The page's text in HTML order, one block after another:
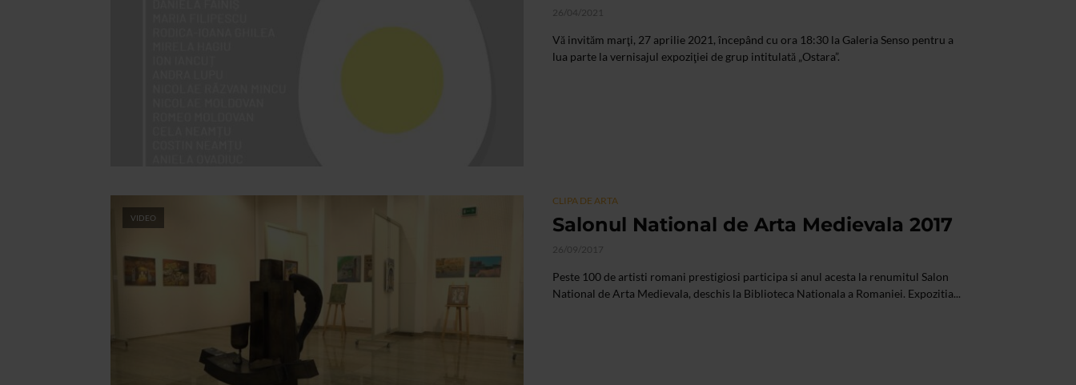
26/04/2021
Vă invităm marţi, 27 aprilie 2021, începând cu ora 18:30 la Galeria Senso pentru a
lua parte la vernisajul expoziţiei de grup intitulată „Ostara”.
VIDEO
CLIPA DE ARTA
Salonul National de Arta Medievala 2017
26/09/2017
Peste 100 de artisti romani prestigiosi participa si anul acesta la renumitul Salon
National de Arta Medievala, deschis la Biblioteca Nationala a Romaniei. Expozitia...